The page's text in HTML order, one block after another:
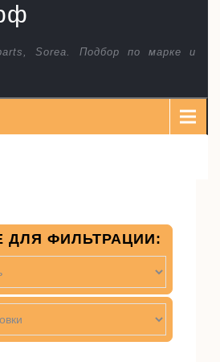
Sorea. Подбор по марке и
ДЛЯ ФИЛЬТРАЦИИ: